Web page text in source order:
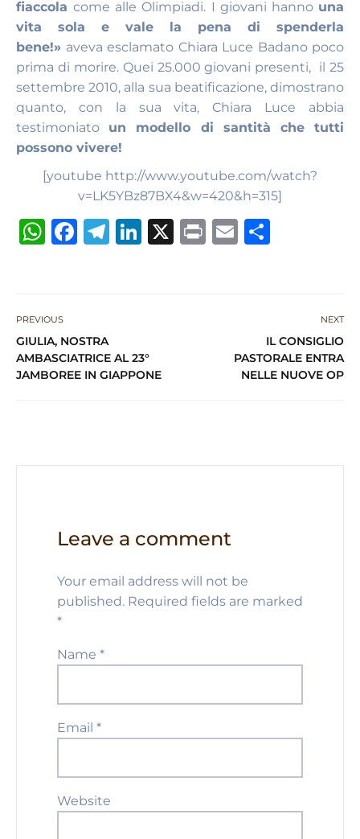
fiaccolacome alle Olimpiadi. I giovani hanno una
vita sola e vale la pena di spenderla
bene!» aveva esclamato Chiara Luce Badano poco
prima di morire. Quei 25.000 giovani presenti, il 25
settembre 2010, alla sua beatificazione, dimostrano
quanto, con la sua vita, Chiara Luce abbia
testimoniato un modello di santità che tutti
possono vivere!
[youtube http://www.youtube.com/watch?
v=LK5YBz87BX4&w=420&h=315]
W
s
A
p
p
F
b
o
o
T
m
Li
n
X
P
E
PREVIOUS
GIULIA, NOSTRA
AMBASCIATRICE AL 23°
JAMBOREE IN GIAPPONE
NEXT
IL CONSIGLIO
PASTORALE ENTRA
NELLE NUOVE OP
Leave a comment
Your email address will not be
published. Required fields are marked
*
Name *
Email *
Website